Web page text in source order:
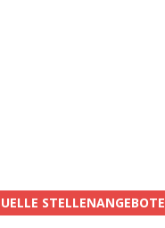
STELLENANGEBOTE